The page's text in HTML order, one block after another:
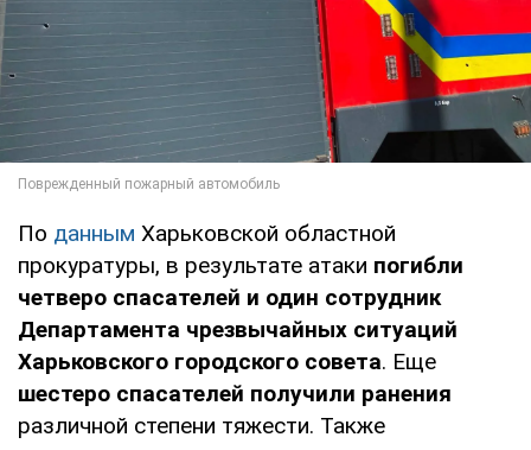
По данным Харьковской областной
прокуратуры, в результате атаки погибли
четверо спасателей и один сотрудник
Департамента чрезвычайных ситуаций
Харьковского городского совета. Еще
шестеро спасателей получили ранения
различной степени тяжести. Также